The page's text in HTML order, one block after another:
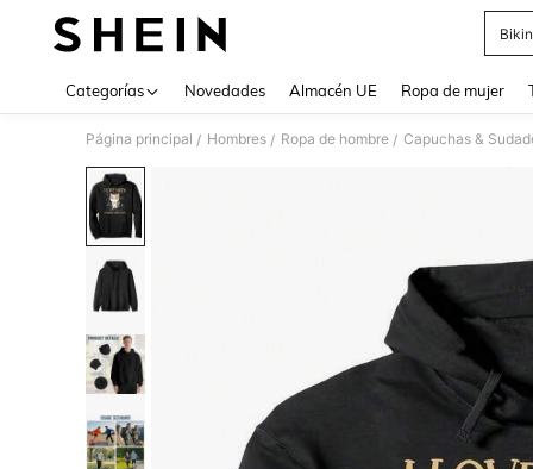
Categorías Novedades Almacén UE Ropa de mujer
Página principal / Hombres / Ropa de hombre / Capuchas &